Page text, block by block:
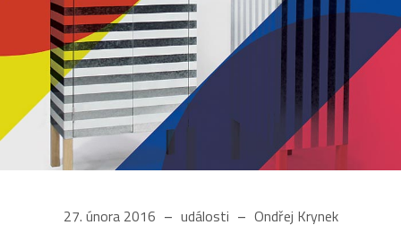
27. února 2016 události Ondřej Krynek